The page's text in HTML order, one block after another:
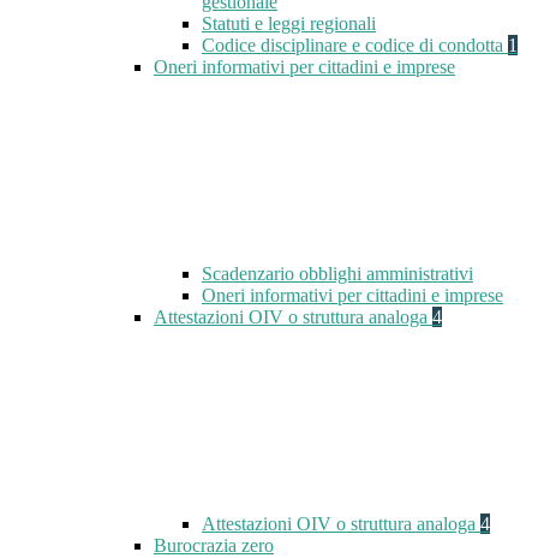
Statuti e leggi regionali
Codice disciplinare e codice di condotta 1
Oneri informativi per cittadini e imprese
Scadenzario obblighi amministrativi
Oneri informativi per cittadini e imprese
Attestazioni OIV o struttura analoga 4
Attestazioni OIV o struttura analoga 4
Burocrazia zero